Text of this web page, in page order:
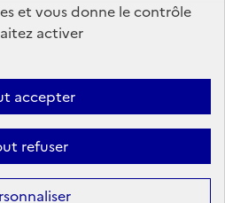
et vous donne le contrôle
activer
accepter
refuser